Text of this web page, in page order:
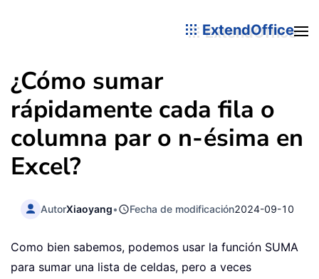
ExtendOffice
¿Cómo sumar
rápidamente cada fila o
columna par o n-ésima en
Excel?
AutorXiaoyang• Fecha de modificación2024-09-10
Como bien sabemos, podemos usar la función SUMA
para sumar una lista de celdas, pero a veces